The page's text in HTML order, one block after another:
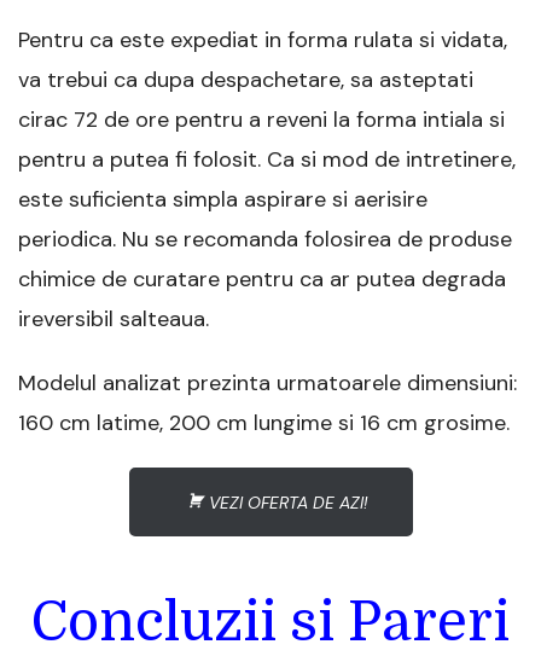
Pentru ca este expediat in forma rulata si vidata,
va trebui ca dupa despachetare, sa asteptati
cirac 72 de ore pentru a reveni la forma intiala si
pentru a putea fi folosit. Ca si mod de intretinere,
este suficienta simpla aspirare si aerisire
periodica. Nu se recomanda folosirea de produse
chimice de curatare pentru ca ar putea degrada
ireversibil salteaua.
Modelul analizat prezinta urmatoarele dimensiuni:
160 cm latime, 200 cm lungime si 16 cm grosime.
VEZI OFERTA DE AZI!
Concluzii si Pareri